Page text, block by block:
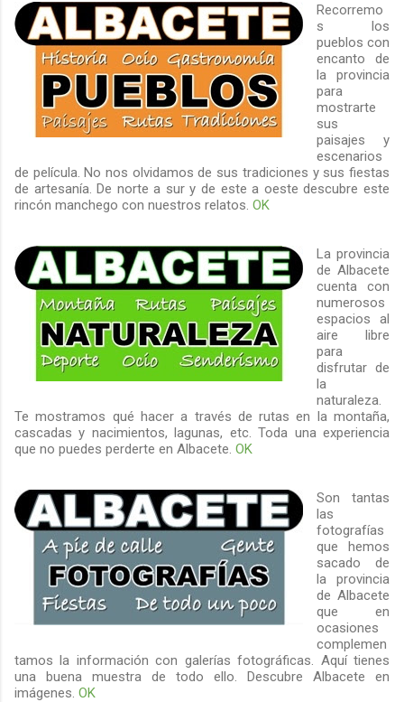
Recorremo
s los
pueblos con
encanto de
la provincia
para
mostrarte
sus
paisajes y
escenarios
de película. No nos olvidamos de sus tradiciones y sus fiestas
de artesanía. De norte a sur y de este a oeste descubre este
rincón manchego con nuestros relatos. OK
La provincia
de Albacete
cuenta con
numerosos
espacios al
aire libre
para
disfrutar de
la
naturaleza.
Te mostramos qué hacer a través de rutas en la montaña,
cascadas y nacimientos, lagunas, etc. Toda una experiencia
que no puedes perderte en Albacete. OK
Son tantas
las
fotografías
que hemos
sacado de
la provincia
de Albacete
que en
ocasiones
complemen
tamos la información con galerías fotográficas. Aquí tienes
una buena muestra de todo ello. Descubre Albacete en
imágenes. OK